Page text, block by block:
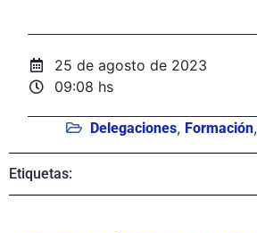
25 de agosto de 2023
09:08 hs
Delegaciones, Formación,
Etiquetas: